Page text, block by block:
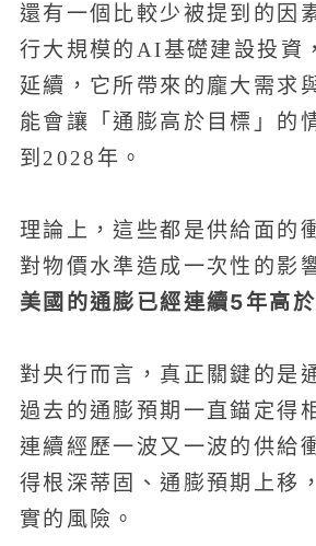
還有一個比較少被提到的因
行大規模的AI基礎建設投資
延續，它所帶來的龐大需求
能會讓「通膨高於目標」的
到2028年。
理論上，這些都是供給面的
對物價水準造成一次性的影
美國的通膨已經連續5年高
對央行而言，真正關鍵的是
過去的通膨預期一直錨定得
連續經歷一波又一波的供給
得根深蒂固、通膨預期上移
實的風險。